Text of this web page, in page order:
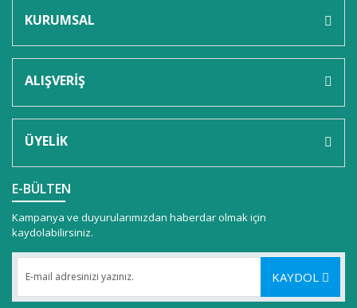
KURUMSAL
ALIŞVERİŞ
ÜYELİK
E-BÜLTEN
Kampanya ve duyurularımızdan haberdar olmak için
kaydolabilirsiniz.
KAYDOL